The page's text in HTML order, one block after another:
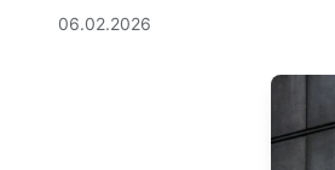
06.02.2026